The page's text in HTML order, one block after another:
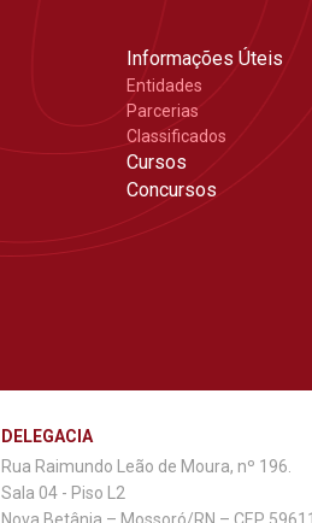
Informações Úteis
Entidades
Parcerias
Classificados
Cursos
Concursos
DELEGACIA
Rua Raimundo Leão de Moura, nº 196.
Sala 04 - Piso L2